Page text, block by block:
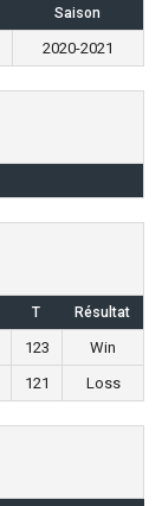
Saison
2020-2021
T Résultat
123
Win
121 Loss